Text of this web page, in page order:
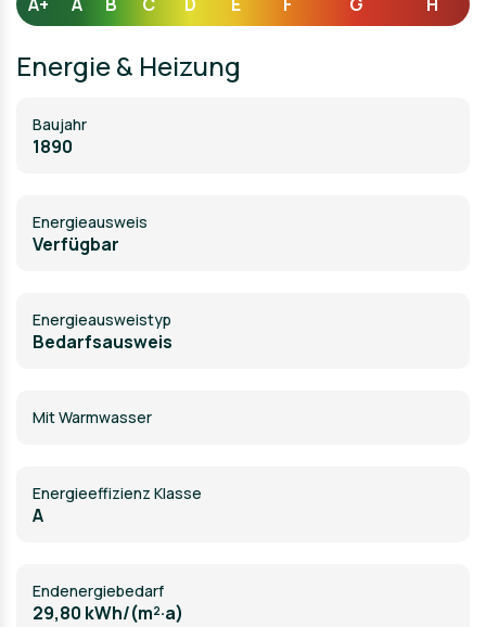
Energie & Heizung
Baujahr
1890
Energieausweis
Verfügbar
Energie­ausweistyp
Bedarfsausweis
Mit Warmwasser
Energieeffizienz Klasse
A
Endenergiebedarf
29,80 kWh/(m²·a)